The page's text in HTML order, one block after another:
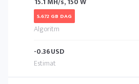
5.672 GB DAG
-0.36USD